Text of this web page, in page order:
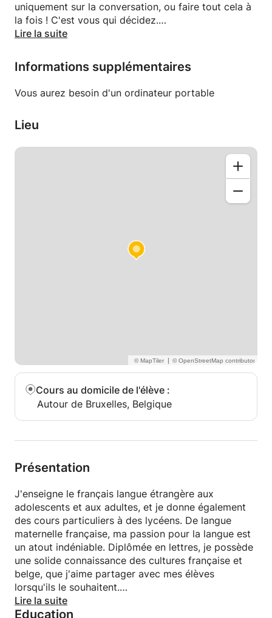
uniquement sur la conversation, ou faire tout cela à
la fois ! C'est vous qui décidez.
appris après le cours. Pour le lieu, je peux venir à
votre domicile ou par visioconférence. Je ferai de
mon mieux pour que vous aimiez la langue autant
que moi, en vous apportant des chansons et des
Lire la suite
Informations supplémentaires
Vous aurez besoin d'un ordinateur portable
Lieu
|
Cours au domicile de l'élève :
Autour de Bruxelles, Belgique
Présentation
J'enseigne le français langue étrangère aux
adolescents et aux adultes, et je donne également
des cours particuliers à des lycéens. De langue
maternelle française, ma passion pour la langue est
un atout indéniable. Diplômée en lettres, je possède
une solide connaissance des cultures française et
belge, que j'aime partager avec mes élèves
lorsqu'ils le souhaitent.
Après avoir obtenu mon baccalauréat en 2015, j'ai
Lire la suite
Education